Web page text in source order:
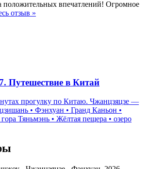
впечатлений! Огромное
отзыв »
Путешествие в Китай
прогулку по Китаю. Чжанцзяцзе —
• Фэнхуан • Гранд Каньон •
Тяньмэнь • Жёлтая пещера • озеро